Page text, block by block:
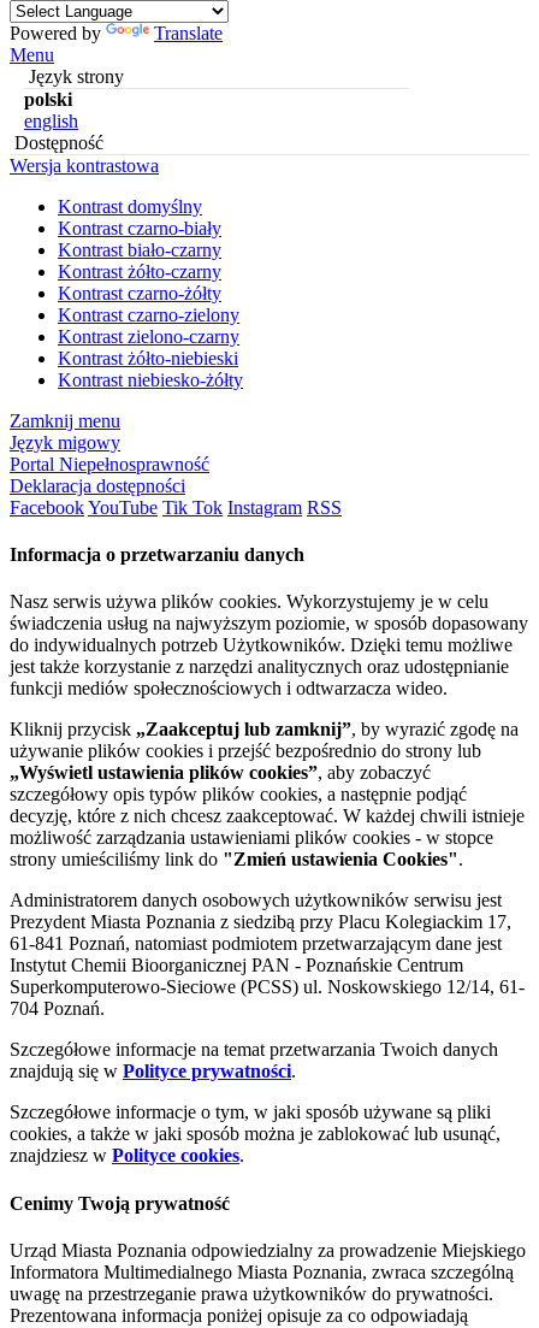
Powered by
Translate
Menu
Język strony
polski
english
Dostępność
Wersja kontrastowa
Kontrast domyślny
Kontrast czarno-biały
Kontrast biało-czarny
Kontrast żółto-czarny
Kontrast czarno-żółty
Kontrast czarno-zielony
Kontrast zielono-czarny
Kontrast żółto-niebieski
Kontrast niebiesko-żółty
Zamknij menu
Język migowy
Portal Niepełnosprawność
Deklaracja dostępności
FacebookYouTube Tik Tok Instagram RSS
Informacja o przetwarzaniu danych
Nasz serwis używa plików cookies. Wykorzystujemy je w celu
świadczenia usług na najwyższym poziomie, w sposób dopasowany
do indywidualnych potrzeb Użytkowników. Dzięki temu możliwe
jest także korzystanie z narzędzi analitycznych oraz udostępnianie
funkcji mediów społecznościowych i odtwarzacza wideo.
Kliknij przycisk „Zaakceptuj lub zamknij”, by wyrazić zgodę na
używanie plików cookies i przejść bezpośrednio do strony lub
„Wyświetl ustawienia plików cookies”, aby zobaczyć
szczegółowy opis typów plików cookies, a następnie podjąć
decyzję, które z nich chcesz zaakceptować. W każdej chwili istnieje
możliwość zarządzania ustawieniami plików cookies - w stopce
strony umieściliśmy link do "Zmień ustawienia Cookies".
Administratorem danych osobowych użytkowników serwisu jest
Prezydent Miasta Poznania z siedzibą przy Placu Kolegiackim 17,
61-841 Poznań, natomiast podmiotem przetwarzającym dane jest
Instytut Chemii Bioorganicznej PAN - Poznańskie Centrum
Superkomputerowo-Sieciowe (PCSS) ul. Noskowskiego 12/14, 61-
704 Poznań.
Szczegółowe informacje na temat przetwarzania Twoich danych
znajdują się w Polityce prywatności.
Szczegółowe informacje o tym, w jaki sposób używane są pliki
cookies, a także w jaki sposób można je zablokować lub usunąć,
znajdziesz w Polityce cookies.
Cenimy Twoją prywatność
Urząd Miasta Poznania odpowiedzialny za prowadzenie Miejskiego
Informatora Multimedialnego Miasta Poznania, zwraca szczególną
uwagę na przestrzeganie prawa użytkowników do prywatności.
Prezentowana informacja poniżej opisuje za co odpowiadają